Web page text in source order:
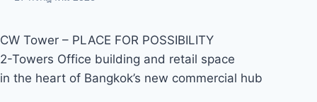
CW Tower – PLACE FOR POSSIBILITY
2-Towers Office building and retail space
in the heart of Bangkok’s new commercial hub